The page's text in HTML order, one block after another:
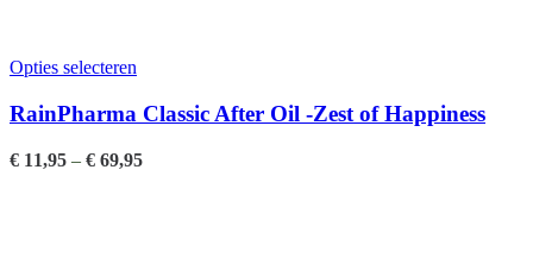
Opties selecteren
RainPharma Classic After Oil -Zest of Happiness
€ 11,95 – € 69,95